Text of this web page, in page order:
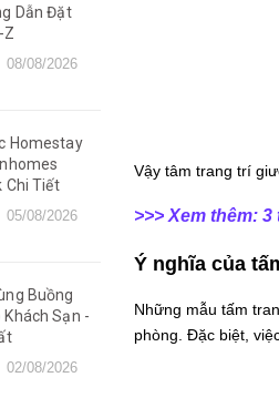
Vậy tâm trang trí
>>> Xem thêm: 3
Ý nghĩa của
Những mẫu tấm
phòng. Đặc biệt,
Dẫn Đặt
Z
08/08/2026
Homestay
Chi Tiết
05/08/2026
Buồng
Khách Sạn -
02/08/2026